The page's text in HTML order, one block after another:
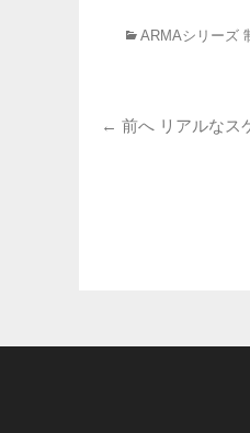
カ
ー
ARMAシリーズ
投
シ
← 前へ 前
リアルなス